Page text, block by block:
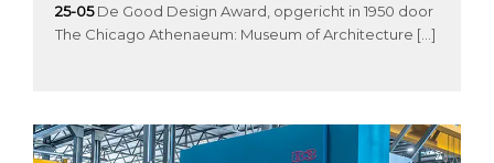
25-05 De Good Design Award, opgericht in 1950 door
The Chicago Athenaeum: Museum of Architecture […]